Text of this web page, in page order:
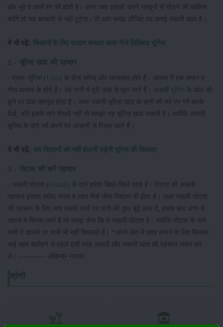
और भूरे व काले रंग की होती है। अगर आप इसको अपने नाखूनों से तोड़ने की कोशिश
करेंगे तो यह आसानी से नहीं टूटेगा। तो आप समझ लीजिए यह कतई नकली खाद है।
ये भी पढ़ें: किसानों के लिए वरदान बनकर आया नैनो लिक्विड यूरिया
- प्रायः यूरिया ( Urea
) के बीज सफेद और चमकदार होते हैं। आकार में एक समान व
गोल आकार के होते हैं। यह पानी मे पूरी तरह से घुल जाते हैं। असली यूरिया
के घोल को
छूने पर ठंडा महसूस होता है। उधर नकली यूरिया खाद के दानों को तवे पर गर्म करके
देखें, यदि इसके दाने पिघलें नहीं तो समझो यह यूरिया खाद नकली है। क्योंकि असली
यूरिया के दाने गर्म करने पर आसानी से पिघल जाते हैं।
ये भी पढ़ें: अब किसानों को नहीं झेलनी पड़ेगी यूरिया की किल्लत
- असली पोटाश ( Potash ) के दाने हमेशा खिले-खिले रहते हैं। पोटाश की असली
पहचान इसका सफेद नमक व लाल मिर्च जैसा मिश्रण ही होता है। उधर नकली पोटाश
की पहचान के लिए आप उसके दानों पर पानी की कुछ बूंदे डाल दें, इसके बाद अगर ये
आपस मे चिपक जाते हैं तो समझ लेना कि ये नकली पोटाश है। क्योंकि पोटाश के दाने
पानी मे डालने पर कभी भी नहीं चिपकते हैं। *अपने खेत में खाद लगाने के लिए किसान
भाई खाद खरीदने से पहले इसी तरह असली और नकली खाद की पहचान जरूर कर
लें। ----------- लोकेन्द्र नरवार